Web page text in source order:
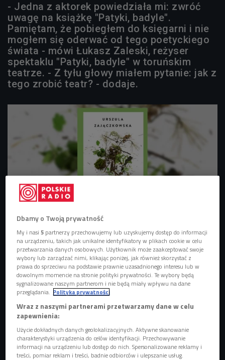
- Jedna z aktorek powiedziała mi: zwróć
uwagę na książkę "Patyki, badyle".
Pamiętam, że pobiegłem do księgarni i nie
mogłem się oderwać od tego poetyckiego
świata - mówi Łukasz Zaleski, reżyser
spektaklu "Patyki, badyle" w toruńskim
teatrze. - Z tyłu głowy miałem pytanie: jak z
tego zrobić teatr? - dodaje.
Okładka książki Foto: mat. promocyjne
Dbamy o Twoją prywatność
My i nasi5 partnerzy przechowujemy lub uzyskujemy dostęp do informacji
na urządzeniu, takich jak unikalne identyfikatory w plikach cookie w celu
przetwarzania danych osobowych. Użytkownik może zaakceptować swoje
wybory lub zarządzać nimi, klikając poniżej, jak również skorzystać z
prawa do sprzeciwu na podstawie prawnie uzasadnionego interesu lub w
dowolnym momencie na stronie polityki prywatności. Te wybory będą
sygnalizowane naszym partnerom i nie będą miały wpływu na dane
przeglądania. Polityka prywatności
Wraz z naszymi partnerami przetwarzamy dane w celu
zapewnienia:
Użycie dokładnych danych geolokalizacyjnych. Aktywne skanowanie
charakterystyki urządzenia do celów identyfikacji. Przechowywanie
informacji na urządzeniu lub dostęp do nich. Spersonalizowane reklamy i
treści, pomiar reklam i treści, badnie odbiorców i ulepszanie usług.